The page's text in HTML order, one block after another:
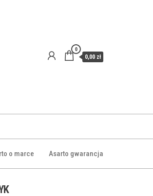
0
0,00 zł
o marce Asarto gwarancja